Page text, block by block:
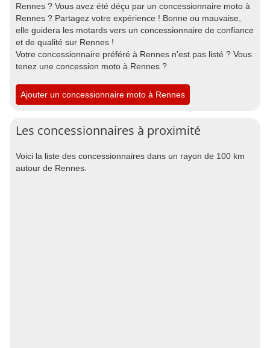
Rennes ? Vous avez été déçu par un concessionnaire moto à
Rennes ? Partagez votre expérience ! Bonne ou mauvaise,
elle guidera les motards vers un concessionnaire de confiance
et de qualité sur Rennes !
Votre concessionnaire préféré à Rennes n'est pas listé ? Vous
tenez une concession moto à Rennes ?
Ajouter un concessionnaire moto à Rennes
Les concessionnaires à proximité
Voici la liste des concessionnaires dans un rayon de 100 km
autour de Rennes.